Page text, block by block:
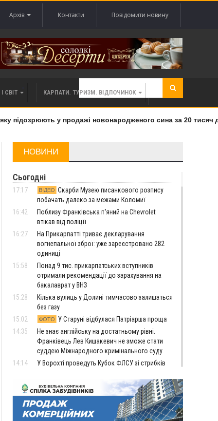
Архів Контакти Повідомити новину
СВІТ КАРПАТИ. ТУРИЗМ. ВІДПОЧИНОК
підозрюють у продажі новонародженого сина за 20 тисяч
НОВИНИ
Сьогодні
17:17 ВІДЕО Скарби Музею писанкового розпису
побачать далеко за межами Коломиї
16:42
Поблизу Франківська п'яний на Chevrolet
втікав від поліції
16:27
На Прикарпатті триває декларування
вогнепальної зброї: уже зареєстровано 282
одиниці
15:58
Понад 9 тис. прикарпатських вступників
отримали рекомендації до зарахування на
бакалаврат у ВНЗ
15:28
Кілька вулиць у Долині тимчасово залишаться
без газу
15:02
ФОТО
У Старуні відбулася Патріарша проща
14:35
Не знає англійську на достатньому рівні.
Франківець Лев Кишакевич не зможе стати
суддею Міжнародного кримінального суду
14:14
У Ворохті проведуть Кубок ФЛСУ зі стрибків
13:30
ФОТО На Калущині розшукали чоловіка, який
три дні блукав у лісі
13:14
Боднар розповів про реакцію влади Польщі
на атаки на українців та про зміни після 23